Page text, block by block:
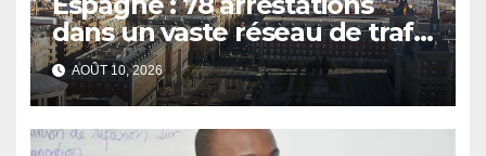
dans un vaste réseau de trafic
d’êtres humains et de drogue
AOÛT 10, 2026